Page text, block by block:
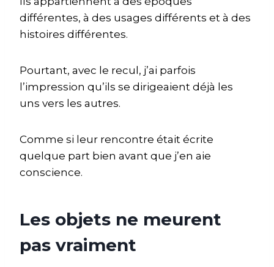
différentes, à des usages différents et à des
histoires différentes.
Pourtant, avec le recul, j’ai parfois
l’impression qu’ils se dirigeaient déjà les
uns vers les autres.
Comme si leur rencontre était écrite
quelque part bien avant que j’en aie
conscience.
Les objets ne meurent
pas vraiment